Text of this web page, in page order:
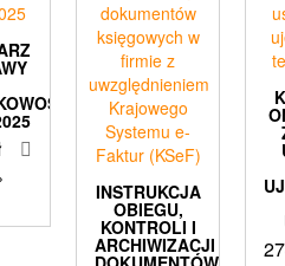
INSTRUKCJA
OBIEGU,
KONTROLI I
ARCHIWIZACJI